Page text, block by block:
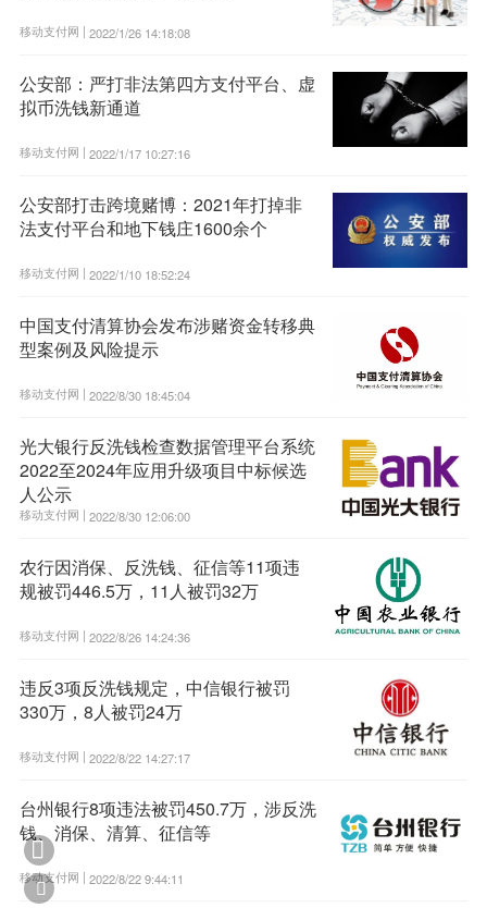
移动支付网 | 2022/1/26 14:18:08
公安部：严打非法第四方支付平台、虚
拟币洗钱新通道
移动支付网 | 2022/1/17 10:27:16
公安部打击跨境赌博：2021年打掉非
法支付平台和地下钱庄1600余个
移动支付网 | 2022/1/10 18:52:24
中国支付清算协会发布涉赌资金转移典
型案例及风险提示
移动支付网 | 2022/8/30 18:45:04
光大银行反洗钱检查数据管理平台系统
2022至2024年应用升级项目中标候选
人公示
移动支付网 | 2022/8/30 12:06:00
农行因消保、反洗钱、征信等11项违
规被罚446.5万，11人被罚32万
移动支付网 | 2022/8/26 14:24:36
违反3项反洗钱规定，中信银行被罚
330万，8人被罚24万
移动支付网 | 2022/8/22 14:27:17
台州银行8项违法被罚450.7万，涉反洗
钱、消保、清算、征信等
移动支付网 | 2022/8/22 9:44:11

